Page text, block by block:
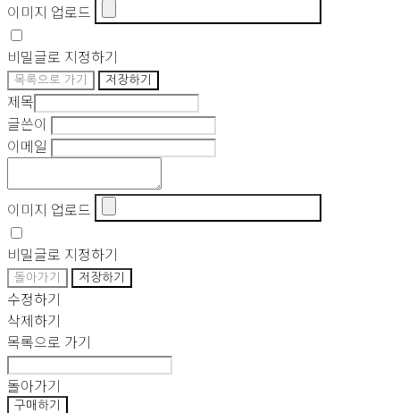
이미지 업로드
비밀글로 지정하기
목록으로 가기 저장하기
제목
글쓴이
이메일
이미지 업로드
비밀글로 지정하기
돌아가기 저장하기
수정하기
삭제하기
목록으로 가기
돌아가기
구매하기